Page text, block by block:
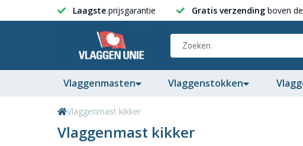
Laagste prijsgarantie Gratis verzending boven
Vlaggenmasten Vlaggenstokken
Vlaggenmast kikker
Vlaggenmast kikker